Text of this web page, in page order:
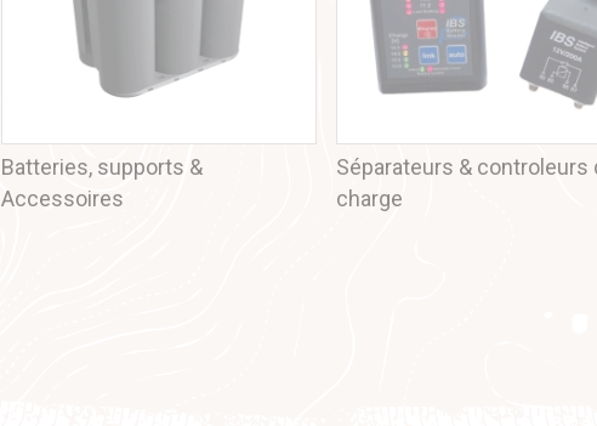
Batteries, supports &
Accessoires
Séparateurs & controleurs
charge